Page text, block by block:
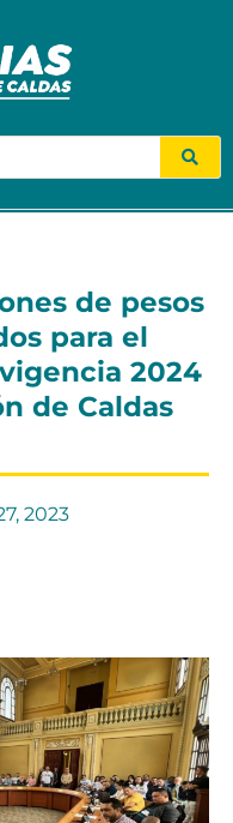
de pesos
para el
2024
de Caldas
2023